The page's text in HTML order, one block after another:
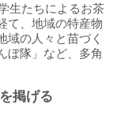
生たちによるお茶
て、地域の特産物
域の人々と苗づく
ぼ隊」など、多角
掲げる